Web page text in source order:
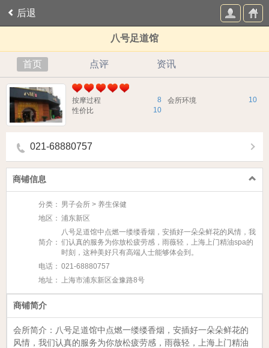
后退
八号足道馆
首页 点评 资讯
8
按摩过程 10
会所环境
10
性价比
021-68880757
商铺信息
分类： 男子会所 > 养生保健
地区： 浦东新区
简介：
八号足道馆中点燃一缕缕香烟，安插好一朵朵鲜花的风情，我
们认真的服务为你放松疲劳感，雨薇轻，上海上门精油spa的
时刻，这种美好只有高端人士能够体会到。
电话： 021-68880757
地址： 上海市浦东新区金豫路8号
商铺简介
会所简介： 八号足道馆中点燃一缕缕香烟，安插好一朵朵鲜花的
风情，我们认真的服务为你放松疲劳感，雨薇轻，上海上门精油